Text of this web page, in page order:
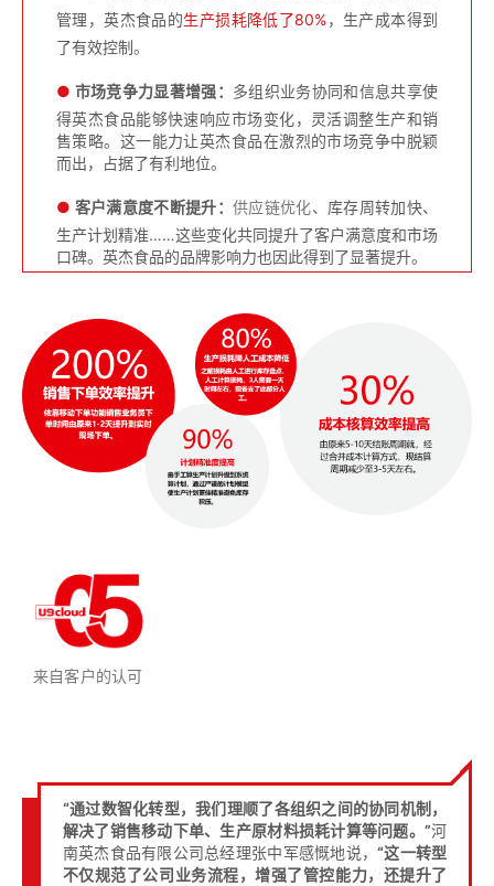
管理，英杰食品的生产损耗降低了80%，生产成本得到
了有效控制。
● 市场竞争力显著增强： 多组织业务协同和信息共享使
得英杰食品能够快速响应市场变化，灵活调整生产和销
售策略。这一能力让英杰食品在激烈的市场竞争中脱颖
而出，占据了有利地位。
● 客户满意度不断提升：供应链优化、库存周转加快、
生产计划精准……这些变化共同提升了客户满意度和市场
口碑。英杰食品的品牌影响力也因此得到了显著提升。
来自客户的认可
“通过数智化转型，我们理顺了各组织之间的协同机制，
解决了销售移动下单、生产原材料损耗计算等问题。”河
南英杰食品有限公司总经理张中军感慨地说，“这一转型
不仅规范了公司业务流程，增强了管控能力，还提升了